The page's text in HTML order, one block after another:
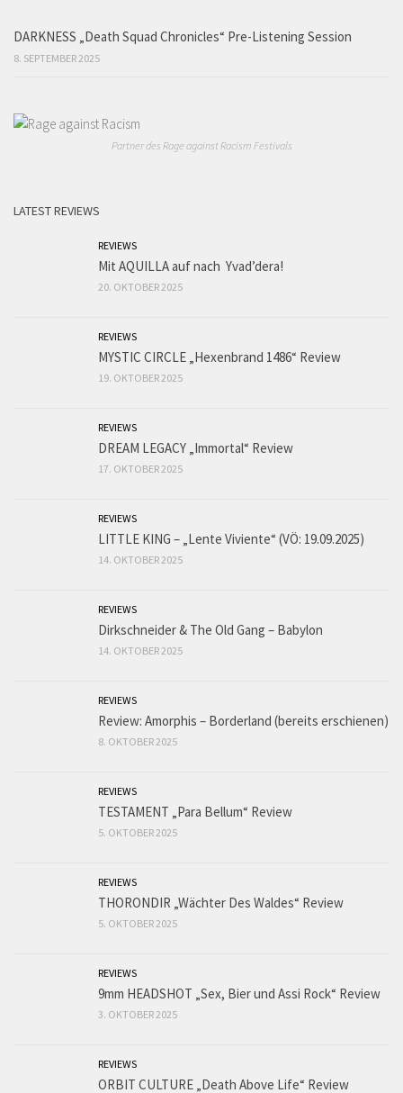
DARKNESS „Death Squad Chronicles“ Pre-Listening Session
8. SEPTEMBER 2025
Partner des Rage against Racism Festivals
LATEST REVIEWS
REVIEWS
Mit AQUILLA auf nach Yvad’dera!
20. OKTOBER 2025
REVIEWS
MYSTIC CIRCLE „Hexenbrand 1486“ Review
19. OKTOBER 2025
REVIEWS
DREAM LEGACY „Immortal“ Review
17. OKTOBER 2025
REVIEWS
LITTLE KING – „Lente Viviente“ (VÖ: 19.09.2025)
14. OKTOBER 2025
REVIEWS
Dirkschneider & The Old Gang – Babylon
14. OKTOBER 2025
REVIEWS
Review: Amorphis – Borderland (bereits erschienen)
8. OKTOBER 2025
REVIEWS
TESTAMENT „Para Bellum“ Review
5. OKTOBER 2025
REVIEWS
THORONDIR „Wächter Des Waldes“ Review
5. OKTOBER 2025
REVIEWS
9mm HEADSHOT „Sex, Bier und Assi Rock“ Review
3. OKTOBER 2025
REVIEWS
ORBIT CULTURE „Death Above Life“ Review